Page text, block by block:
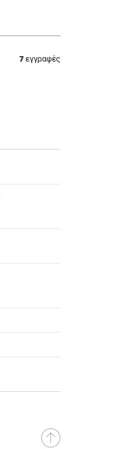
7 εγγραφές